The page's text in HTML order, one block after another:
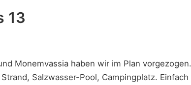
13
Monemvassia haben wir im Plan
Salzwasser-Pool, Campingplatz.